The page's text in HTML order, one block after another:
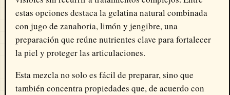
estas opciones destaca la gelatina natural combinada
con jugo de zanahoria, limón y jengibre, una
preparación que reúne nutrientes clave para fortalecer
la piel y proteger las articulaciones.
Esta mezcla no solo es fácil de preparar, sino que
también concentra propiedades que, de acuerdo con